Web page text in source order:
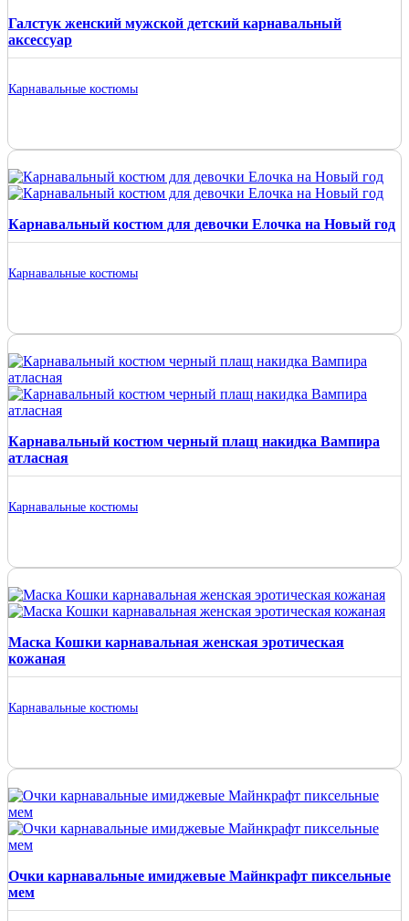
Галстук женский мужской детский карнавальный
аксессуар
Карнавальные костюмы
Карнавальный костюм для девочки Елочка на Новый год
Карнавальные костюмы
Карнавальный костюм черный плащ накидка Вампира
атласная
Карнавальные костюмы
Маска Кошки карнавальная женская эротическая
кожаная
Карнавальные костюмы
Очки карнавальные имиджевые Майнкрафт пиксельные
мем